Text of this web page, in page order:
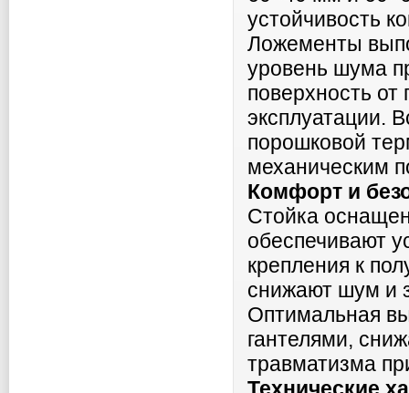
устойчивость
Ложементы
уровень шума
поверхность
эксплуатации.
порошковой
механическим
Комфорт и
Стойка
обеспечивают
крепления к
снижают шум и
Оптимальная
гантелями,
травматизма